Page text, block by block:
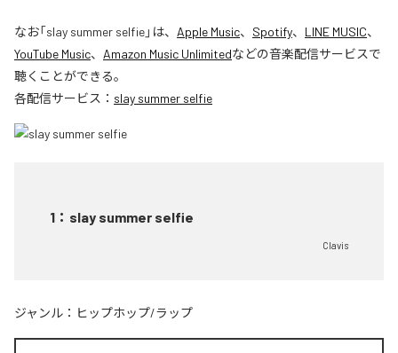
なお「slay summer selfie」は、 Apple Music、 Spotify、 LINE MUSIC、
YouTube Music、 Amazon Music Unlimitedなどの音楽配信サービスで
聴くことができる。
各配信サービス： slay summer selfie
1 ： slay summer selfie
Clavis
ジャンル： ヒップホップ/ラップ